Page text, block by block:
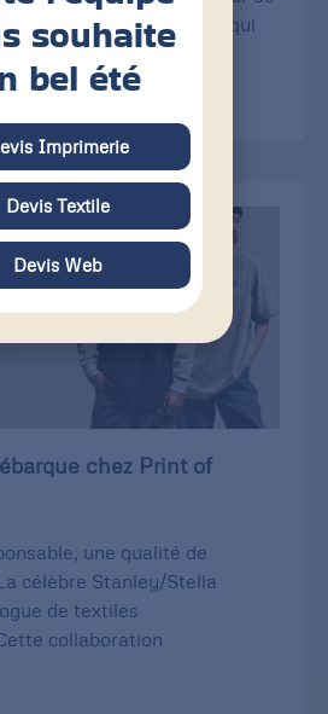
usage. Carte de visite qui
chez Print of
une qualité de
célèbre Stanley/Stella
de textiles
collaboration
souhaite
bel été
Imprimerie
Devis Textile
Devis Web